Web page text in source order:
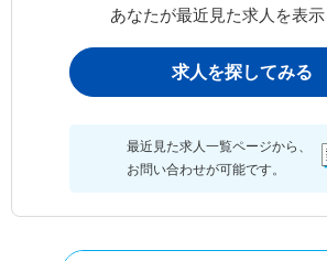
あなたが最近見た求人を表
求人を探してみる
最近見た求人一覧ページから、
お問い合わせが可能です。